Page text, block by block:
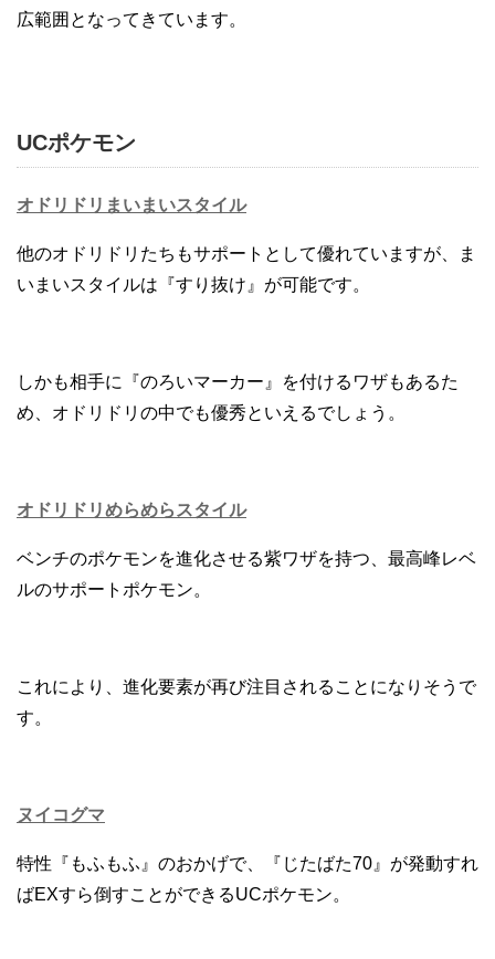
広範囲となってきています。
UCポケモン
オドリドリまいまいスタイル
他のオドリドリたちもサポートとして優れていますが、ま
いまいスタイルは『すり抜け』が可能です。
しかも相手に『のろいマーカー』を付けるワザもあるた
め、オドリドリの中でも優秀といえるでしょう。
オドリドリめらめらスタイル
ベンチのポケモンを進化させる紫ワザを持つ、最高峰レベ
ルのサポートポケモン。
これにより、進化要素が再び注目されることになりそうで
す。
ヌイコグマ
特性『もふもふ』のおかげで、『じたばた70』が発動すれ
ばEXすら倒すことができるUCポケモン。